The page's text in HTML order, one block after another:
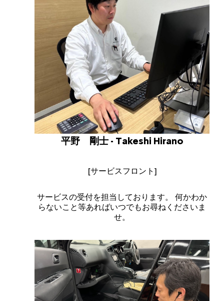
平野 剛士 - Takeshi Hirano
[サービスフロント]
サービスの受付を担当しております。 何かわか
らないこと等あればいつでもお尋ねくださいま
せ。